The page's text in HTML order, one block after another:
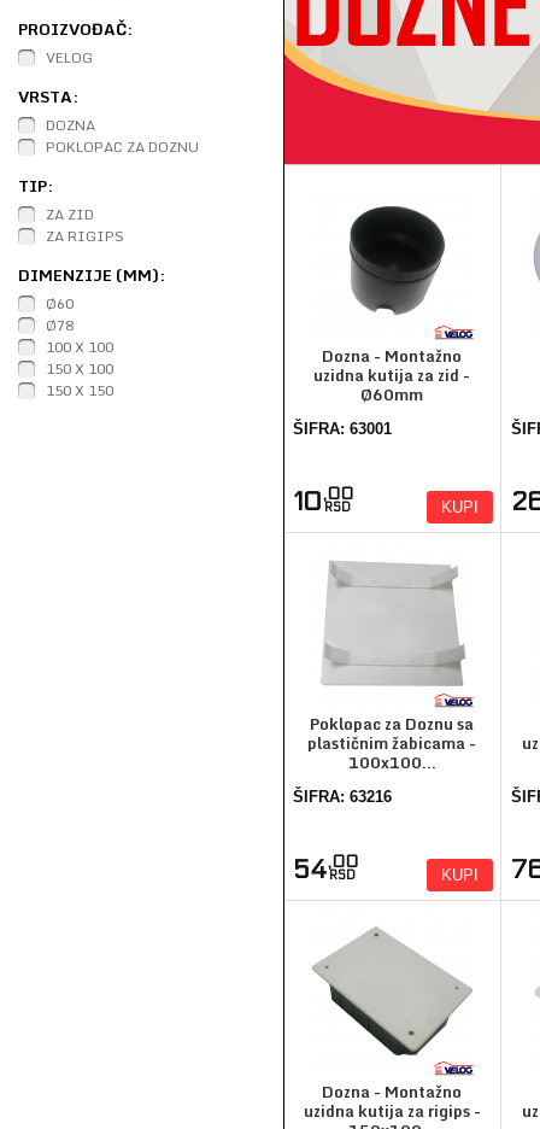
PROIZVOĐAČ:
VELOG
VRSTA:
DOZNA
POKLOPAC ZA DOZNU
TIP:
ZA ZID
ZA RIGIPS
DIMENZIJE (MM):
Ø60
Ø78
100 X 100
150 X 100
150 X 150
Dozna - Montažno
uzidna kutija za zid -
Ø60mm
ŠIFRA: 63001
10,00
RSD KUPI
Poklopac za Doznu sa
plastičnim žabicama -
100x100...
ŠIFRA: 63216
54,00
RSD KUPI
Dozna - Montažno
uzidna kutija za rigips -